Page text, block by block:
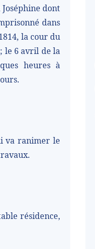
dont
dans
la cour du
le 6 avril de la
heures à
va ranimer le
résidence,